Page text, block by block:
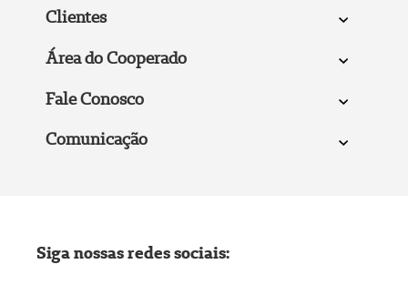
Clientes
Área do Cooperado
Fale Conosco
Comunicação
Siga nossas redes sociais: